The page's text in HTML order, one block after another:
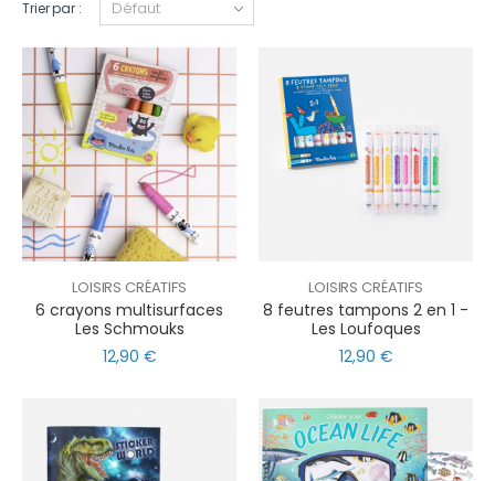
Trier par :
LOISIRS CRÉATIFS
6 crayons multisurfaces
Les Schmouks
12,90 €
LOISIRS CRÉATIFS
8 feutres tampons 2 en 1 -
Les Loufoques
12,90 €